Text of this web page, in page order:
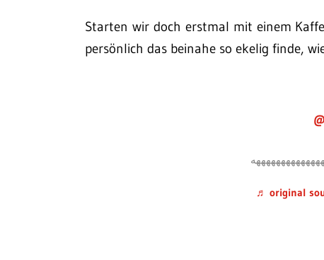
Starten wir doch erstmal mit einem
persönlich das beinahe so ekelig finde,